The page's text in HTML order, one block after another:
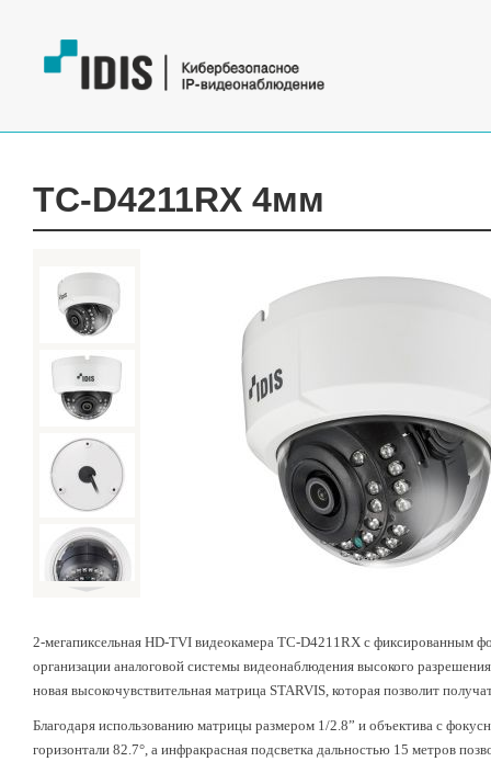
TC-D4211RX 4мм
2-мегапиксельная HD-TVI видеокамера TC-D4211RX с
организации аналоговой системы видеонаблюдения высокого
новая высокочувствительная матрица STARVIS, которая позволит
Благодаря использованию матрицы размером 1/2.8” и объектива с
горизонтали 82.7°, а инфракрасная подсветка дальностью 15 метров